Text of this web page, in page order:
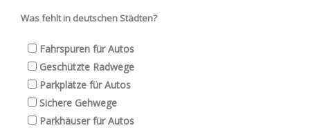
Was fehlt in deutschen Städten?
Fahrspuren für Autos
Geschützte Radwege
Parkplätze für Autos
Sichere Gehwege
Parkhäuser für Autos